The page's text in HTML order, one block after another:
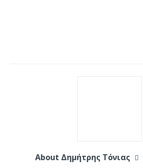
About Δημήτρης Τόνιας